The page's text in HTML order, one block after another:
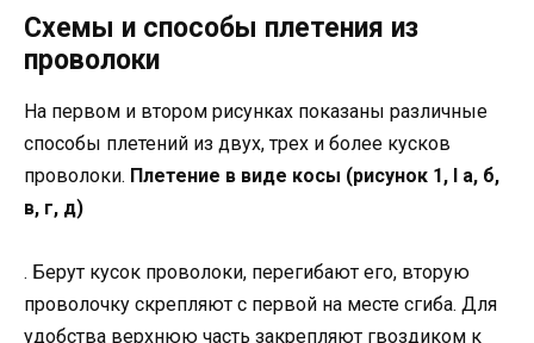
Схемы и способы плетения из
проволоки
На первом и втором рисунках показаны различные
способы плетений из двух, трех и более кусков
проволоки. Плетение в виде косы (рисунок 1, I а, б,
в, г, д)
. Берут кусок проволоки, перегибают его, вторую
проволочку скрепляют с первой на месте сгиба. Для
удобства верхнюю часть закрепляют гвоздиком к